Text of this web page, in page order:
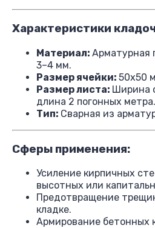
Характеристики
Материал: Арматурная
3–4 мм.
Размер ячейки: 50х50
Размер листа: Ширина
длина 2 погонных метра.
Тип: Сварная из
Сферы применения:
Усиление кирпичных
высотных или
Предотвращение
кладке.
Армирование бетонных